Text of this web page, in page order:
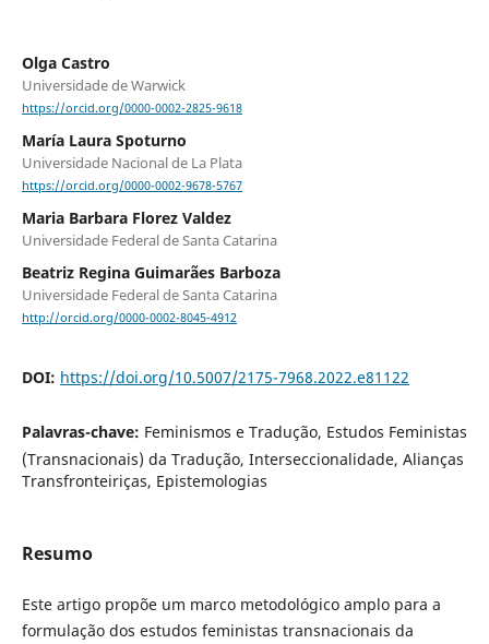
Olga Castro
Universidade de Warwick
https://orcid.org/0000-0002-2825-9618
María Laura Spoturno
Universidade Nacional de La Plata
https://orcid.org/0000-0002-9678-5767
Maria Barbara Florez Valdez
Universidade Federal de Santa Catarina
Beatriz Regina Guimarães Barboza
Universidade Federal de Santa Catarina
http://orcid.org/0000-0002-8045-4912
DOI: https://doi.org/10.5007/2175-7968.2022.e81122
Palavras-chave: Feminismos e Tradução, Estudos Feministas
(Transnacionais) da Tradução, Interseccionalidade, Alianças
Transfronteiriças, Epistemologias
Resumo
Este artigo propõe um marco metodológico amplo para a
formulação dos estudos feministas transnacionais da